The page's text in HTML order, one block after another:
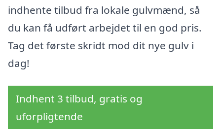
indhente tilbud fra lokale gulvmænd, så
du kan få udført arbejdet til en god pris.
Tag det første skridt mod dit nye gulv i
dag!
Indhent 3 tilbud, gratis og
uforpligtende